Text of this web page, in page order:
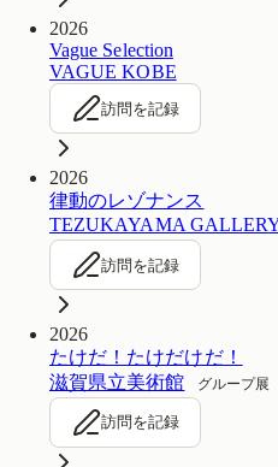
2026
Vague Selection
VAGUE KOBE
訪問を記録
2026
律動のレゾナンス
TEZUKAYAMA
訪問を記録
2026
たけだ！たけだけだ！
滋賀県立美術館
グループ展
訪問を記録